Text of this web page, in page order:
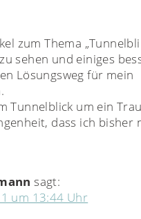
zum Thema
sehen und einiges
Lösungsweg für mein
Tunnelblick um ein
dass ich bisher
sagt:
um 13:44 Uhr